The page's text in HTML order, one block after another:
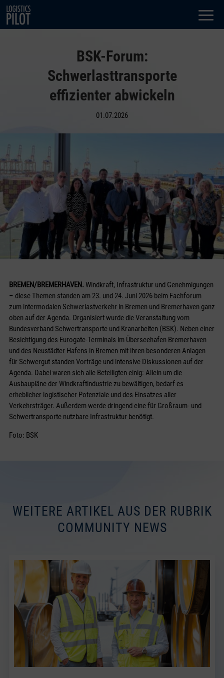
Dialog
window
BSK-Forum:
Schwerlasttransporte
effizienter abwickeln
01.07.2026
BREMEN/BREMERHAVEN. Windkraft, Infrastruktur und Genehmigungen
– diese Themen standen am 23. und 24. Juni 2026 beim Fachforum
zum intermodalen Schwerlastverkehr in Bremen und Bremerhaven ganz
oben auf der Agenda. Organisiert wurde die Veranstaltung vom
Bundesverband Schwertransporte und Kranarbeiten (BSK). Neben einer
Besichtigung des Eurogate-Terminals im Überseehafen Bremerhaven
und des Neustädter Hafens in Bremen mit ihren besonderen Anlagen
für Schwergut standen Vorträge und intensive Diskussionen auf der
Agenda. Dabei waren sich alle Beteiligten einig: Allein um die
Ausbaupläne der Windkraftindustrie zu bewältigen, bedarf es
erheblicher logistischer Potenziale und des Einsatzes aller
Verkehrsträger. Außerdem werde dringend eine für Großraum- und
Schwertransporte nutzbare Infrastruktur benötigt.
Foto: BSK
WEITERE ARTIKEL AUS DER RUBRIK
COMMUNITY NEWS